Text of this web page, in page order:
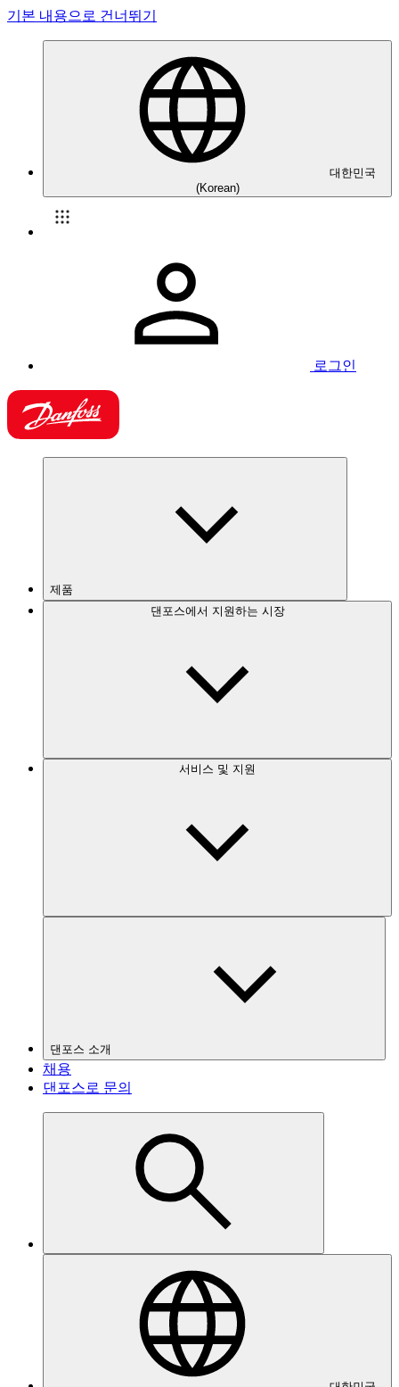
기본 내용으로 건너뛰기
대한민국
(Korean)
로그인
제품
댄포스에서 지원하는 시장
서비스 및 지원
댄포스 소개
채용
댄포스로 문의